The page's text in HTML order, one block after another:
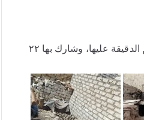
والجانب النظري بالواقع العملي، مما يعزز فهم الطلاب للمادة ويسهل تطبيق طرق الترميم الدقيقة عليها، وشارك بها ٢٢